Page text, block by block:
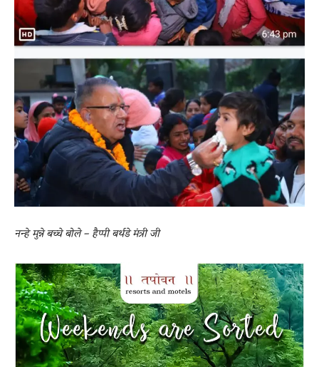
नन्हे मुन्ने बच्चे बोले – हैप्पी बर्थडे मंत्री जी